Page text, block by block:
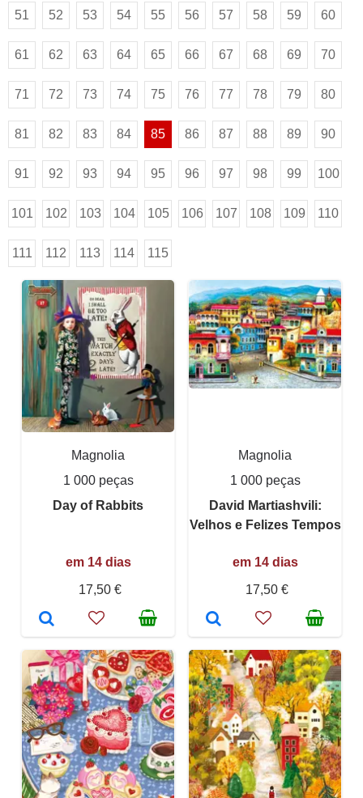
51 52 53 54 55 56 57 58 59 60
61 62 63 64 65 66 67 68 69 70
71 72 73 74 75 76 77 78 79 80
81 82 83 84 85 86 87 88 89 90
91 92 93 94 95 96 97 98 99 100
101 102 103 104 105 106 107 108 109 110
111 112 113 114 115
Magnolia
1 000 peças
Day of Rabbits
em 14 dias
17,50 €
Magnolia
1 000 peças
David Martiashvili:
Velhos e Felizes Tempos
em 14 dias
17,50 €